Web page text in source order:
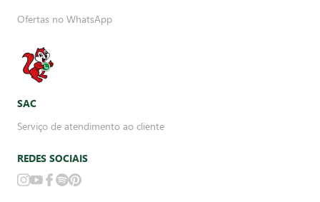
Ofertas no WhatsApp
SAC
Serviço de atendimento ao cliente
REDES SOCIAIS